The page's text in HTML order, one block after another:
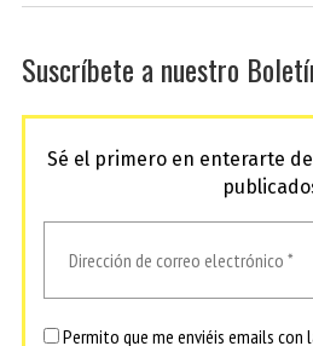
Suscríbete a nuestro
Sé el primero en enterarte
Permito que me enviéis emails con